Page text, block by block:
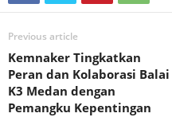
Previous article
Kemnaker Tingkatkan
Peran dan Kolaborasi Balai
K3 Medan dengan
Pemangku Kepentingan